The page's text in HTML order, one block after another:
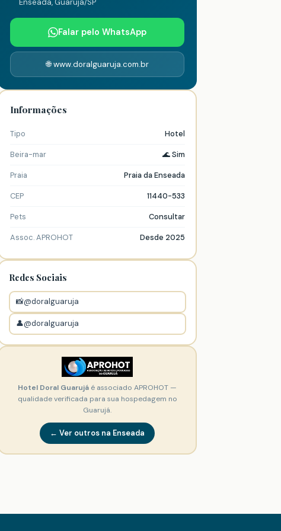
Enseada, Guarujá/SP
Falar pelo WhatsApp
🌐 www.doralguaruja.com.br
Informações
Tipo Hotel
Beira-mar 🌊 Sim
Praia Praia da Enseada
CEP 11440-533
Pets Consultar
Assoc. APROHOT Desde 2025
Redes Sociais
📸@doralguaruja
👤@doralguaruja
Hotel Doral Guarujá é associado APROHOT —
qualidade verificada para sua hospedagem no
Guarujá.
← Ver outros na Enseada